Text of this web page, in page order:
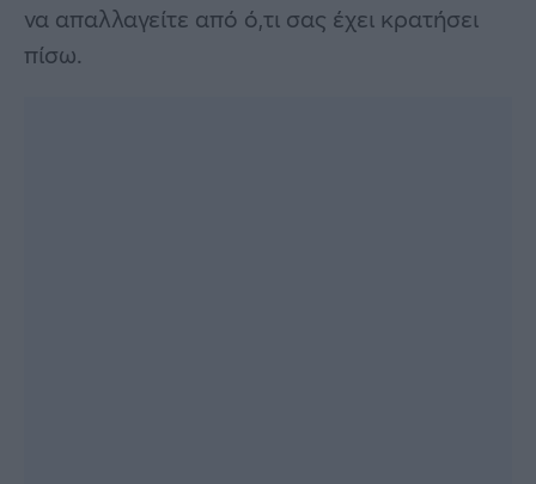
να απαλλαγείτε από ό,τι σας έχει κρατήσει
πίσω.